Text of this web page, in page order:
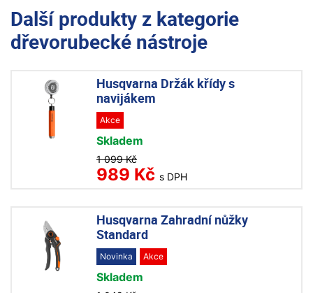
Další produkty z kategorie
dřevorubecké nástroje
Husqvarna Držák křídy s
navijákem
Akce
Skladem
1 099 Kč
989 Kč s DPH
Husqvarna Zahradní nůžky
Standard
Novinka Akce
Skladem